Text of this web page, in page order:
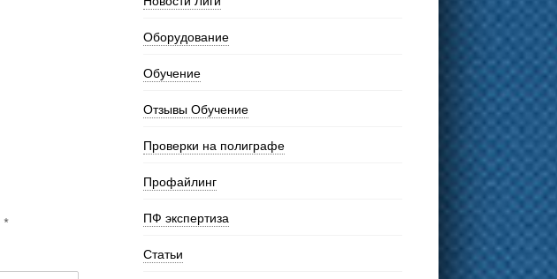
*
Оборудование
Обучение
Отзывы Обучение
Проверки на полиграфе
Профайлинг
ПФ экспертиза
Статьи